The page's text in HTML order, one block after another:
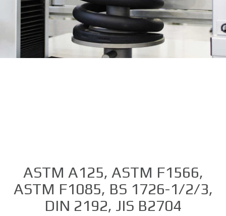
ASTM A125, ASTM F1566,
ASTM F1085, BS 1726-1/2/3,
DIN 2192, JIS B2704